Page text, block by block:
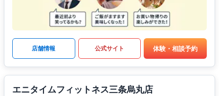
店舗情報 公式サイト 体験・相談予約
エニタイムフィットネス三条烏丸店